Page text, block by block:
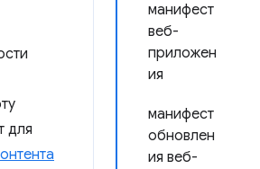
манифест
веб-
приложен
ия
манифест
обновлен
ия веб-
для